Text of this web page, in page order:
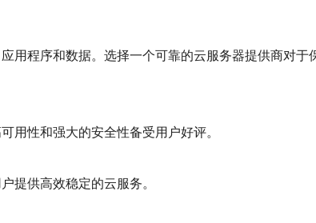
程序和数据。选择一个可靠的云服务器提供商对于
用性和强大的安全性备受用户好评。
提供高效稳定的云服务。